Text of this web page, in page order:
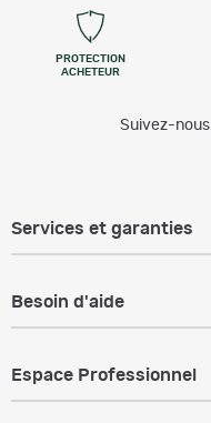
PROTECTION
ACHETEUR
Suivez-
Services et garanties
Besoin d'aide
Espace Professionnel